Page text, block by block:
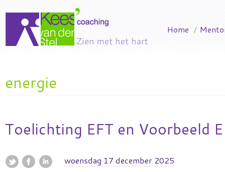
Home /
energie
Toelichting EFT en Voorbeeld
woensdag 17 december 2025